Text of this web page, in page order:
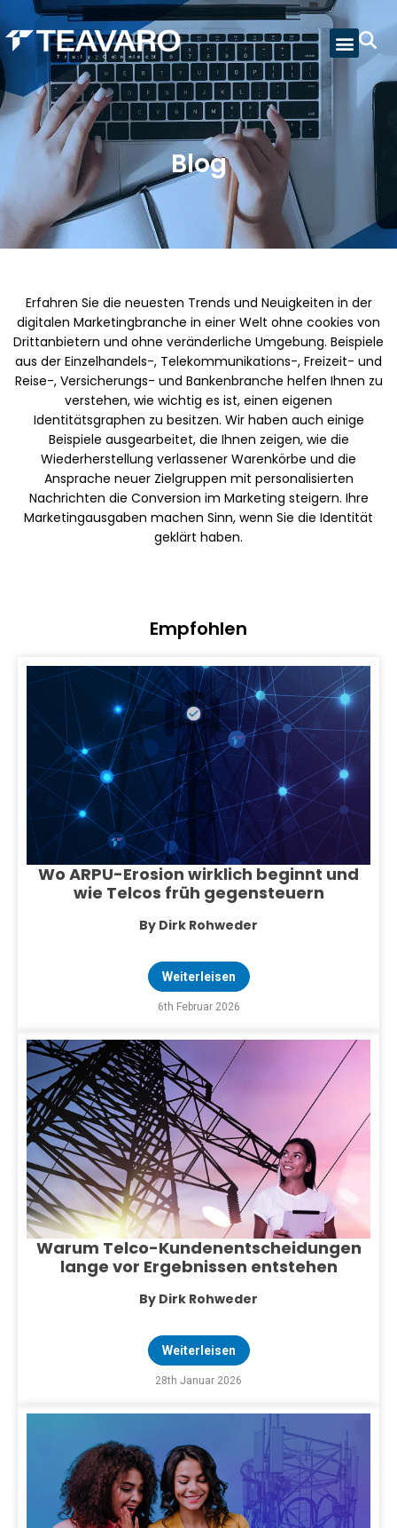
Blog
Erfahren Sie die neuesten Trends und Neuigkeiten in der
digitalen Marketingbranche in einer Welt ohne cookies von
Drittanbietern und ohne veränderliche Umgebung. Beispiele
aus der Einzelhandels-, Telekommunikations-, Freizeit- und
Reise-, Versicherungs- und Bankenbranche helfen Ihnen zu
verstehen, wie wichtig es ist, einen eigenen
Identitätsgraphen zu besitzen. Wir haben auch einige
Beispiele ausgearbeitet, die Ihnen zeigen, wie die
Wiederherstellung verlassener Warenkörbe und die
Ansprache neuer Zielgruppen mit personalisierten
Nachrichten die Conversion im Marketing steigern. Ihre
Marketingausgaben machen Sinn, wenn Sie die Identität
geklärt haben.
Empfohlen
Wo ARPU-Erosion wirklich beginnt und
wie Telcos früh gegensteuern
By Dirk Rohweder
Weiterleisen
6th Februar 2026
Warum Telco-Kundenentscheidungen
lange vor Ergebnissen entstehen
By Dirk Rohweder
Weiterleisen
28th Januar 2026